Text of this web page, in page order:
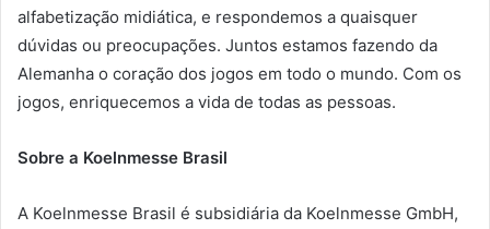
alfabetização midiática, e respondemos a quaisquer
dúvidas ou preocupações. Juntos estamos fazendo da
Alemanha o coração dos jogos em todo o mundo. Com os
jogos, enriquecemos a vida de todas as pessoas.
Sobre a Koelnmesse Brasil
A Koelnmesse Brasil é subsidiária da Koelnmesse GmbH,